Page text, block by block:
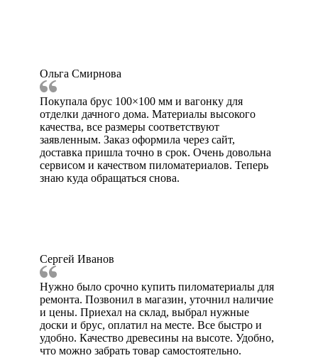
Ольга Смирнова
Покупала брус 100×100 мм и вагонку для
отделки дачного дома. Материалы высокого
качества, все размеры соответствуют
заявленным. Заказ оформила через сайт,
доставка пришла точно в срок. Очень довольна
сервисом и качеством пиломатериалов. Теперь
знаю куда обращаться снова.
Сергей Иванов
Нужно было срочно купить пиломатериалы для
ремонта. Позвонил в магазин, уточнил наличие
и цены. Приехал на склад, выбрал нужные
доски и брус, оплатил на месте. Все быстро и
удобно. Качество древесины на высоте. Удобно,
что можно забрать товар самостоятельно.